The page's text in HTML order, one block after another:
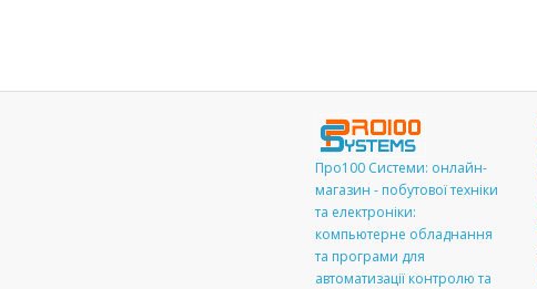
Про100 Системи: онлайн-
магазин - побутової техніки
та електроніки:
компьютерне обладнання
та програми для
автоматизації контролю та